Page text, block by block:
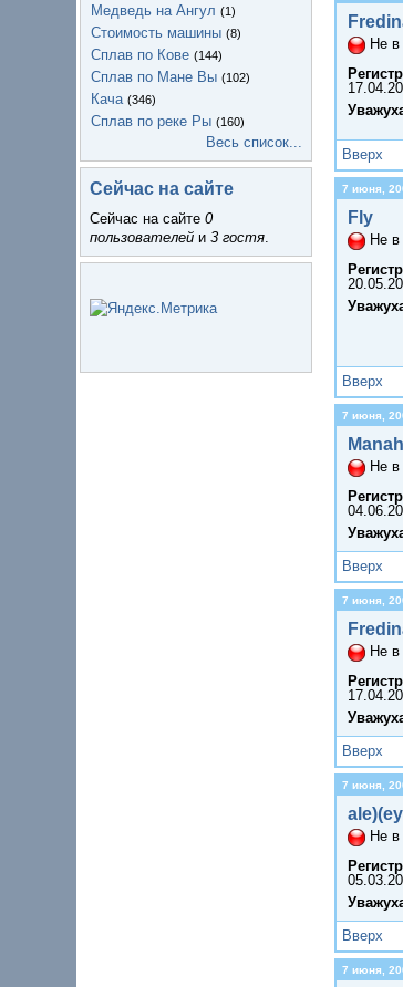
Медведь на Ангул (1)
Стоимость машины (8)
Сплав по Кове (144)
Сплав по Мане Вы (102)
Кача (346)
Сплав по реке Ры (160)
Весь список...
Сейчас на сайте
Сейчас на сайте 0
пользователей и 3 гостя.
Не в
Вверх
7 июня,
Fly
Не в
Вверх
7 июня,
Не в
Вверх
7 июня,
Не в
Вверх
7 июня,
ale)(ey
Не в
Вверх
7 июня,